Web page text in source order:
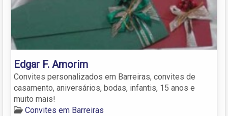
Edgar F. Amorim
Convites personalizados em Barreiras, convites de
casamento, aniversários, bodas, infantis, 15 anos e
muito mais!
Convites em Barreiras